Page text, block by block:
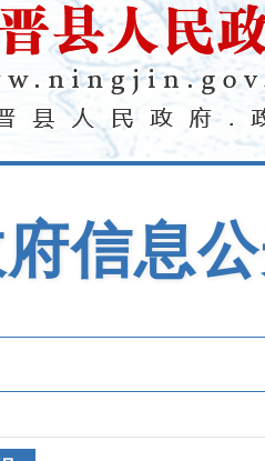
信息